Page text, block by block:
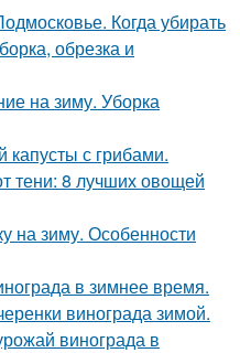
Когда убирать
обрезка и
на зиму. Уборка
капусты с грибами.
тени: 8 лучших овощей
на зиму. Особенности
в зимнее время.
винограда зимой.
винограда в